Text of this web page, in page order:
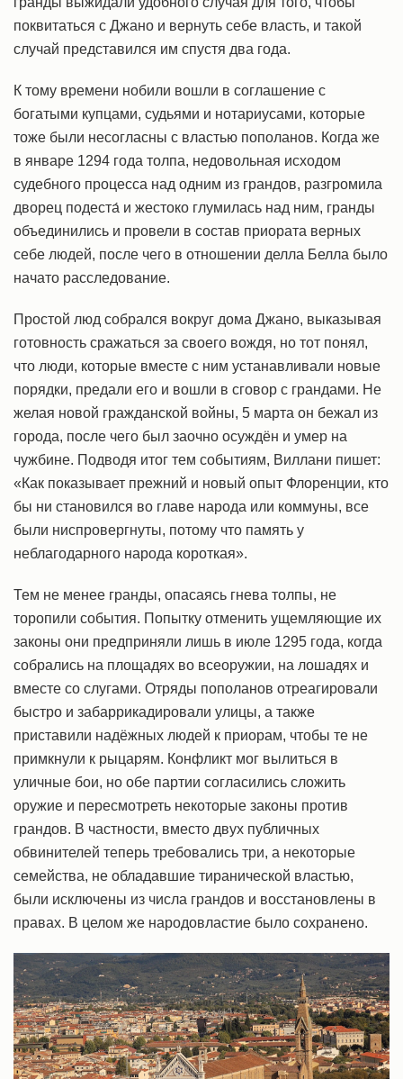
поквитаться с Джано и вернуть себе власть, и такой
случай представился им спустя два года.
К тому времени нобили вошли в соглашение с
богатыми купцами, судьями и нотариусами, которые
тоже были несогласны с властью пополанов. Когда же
в январе 1294 года толпа, недовольная исходом
судебного процесса над одним из грандов, разгромила
дворец подеста́ и жестоко глумилась над ним, гранды
объединились и провели в состав приората верных
себе людей, после чего в отношении делла Белла было
начато расследование.
Простой люд собрался вокруг дома Джано, выказывая
готовность сражаться за своего вождя, но тот понял,
что люди, которые вместе с ним устанавливали новые
порядки, предали его и вошли в сговор с грандами. Не
желая новой гражданской войны, 5 марта он бежал из
города, после чего был заочно осуждён и умер на
чужбине. Подводя итог тем событиям, Виллани пишет:
«Как показывает прежний и новый опыт Флоренции, кто
бы ни становился во главе народа или коммуны, все
были ниспровергнуты, потому что память у
неблагодарного народа короткая».
Тем не менее гранды, опасаясь гнева толпы, не
торопили события. Попытку отменить ущемляющие их
законы они предприняли лишь в июле 1295 года, когда
собрались на площадях во всеоружии, на лошадях и
вместе со слугами. Отряды пополанов отреагировали
быстро и забаррикадировали улицы, а также
приставили надёжных людей к приорам, чтобы те не
примкнули к рыцарям. Конфликт мог вылиться в
уличные бои, но обе партии согласились сложить
оружие и пересмотреть некоторые законы против
грандов. В частности, вместо двух публичных
обвинителей теперь требовались три, а некоторые
семейства, не обладавшие тиранической властью,
были исключены из числа грандов и восстановлены в
правах. В целом же народовластие было сохранено.